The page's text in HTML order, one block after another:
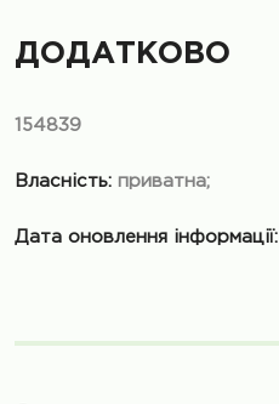
ДОДАТКОВО
154839
Власність: приватна;
Дата оновлення інформації: